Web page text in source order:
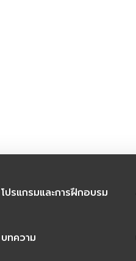
โปรแกรมและการฝึกอบรม
บทความ